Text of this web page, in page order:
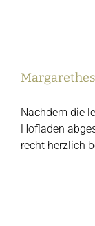
Nachdem die
Hofladen
recht herzlich